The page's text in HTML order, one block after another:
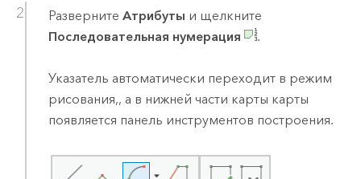
Разверните Атрибуты и щелкните
Последовательная нумерация
.
Указатель автоматически переходит в режим
рисования,, а в нижней части карты карты
появляется панель инструментов построения.